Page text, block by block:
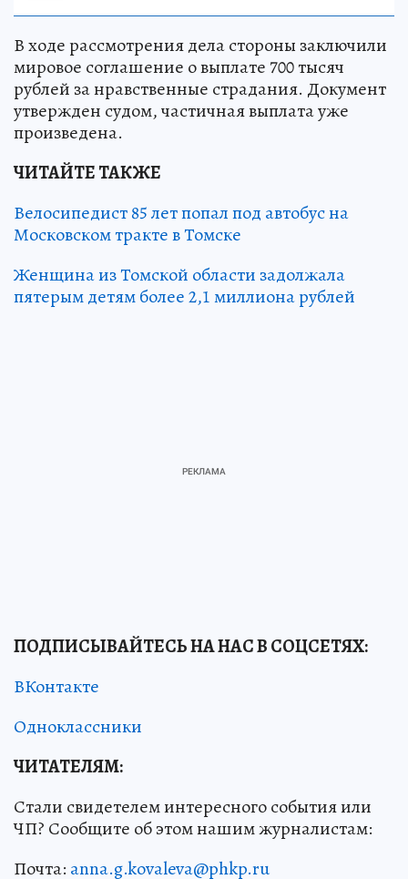
В ходе рассмотрения дела стороны заключили
мировое соглашение о выплате 700 тысяч
рублей за нравственные страдания. Документ
утвержден судом, частичная выплата уже
произведена.
ЧИТАЙТЕ ТАКЖЕ
Велосипедист 85 лет попал под автобус на
Московском тракте в Томске
Женщина из Томской области задолжала
пятерым детям более 2,1 миллиона рублей
ПОДПИСЫВАЙТЕСЬ НА НАС В СОЦСЕТЯХ:
ВКонтакте
Одноклассники
ЧИТАТЕЛЯМ:
Стали свидетелем интересного события или
ЧП? Сообщите об этом нашим журналистам:
Почта: anna.g.kovaleva@phkp.ru